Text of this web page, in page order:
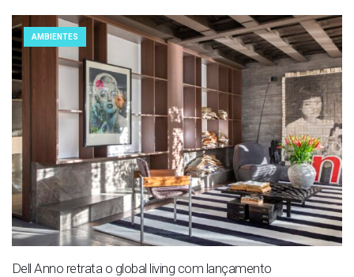
AMBIENTES
Dell Anno retrata o global living com lançamento